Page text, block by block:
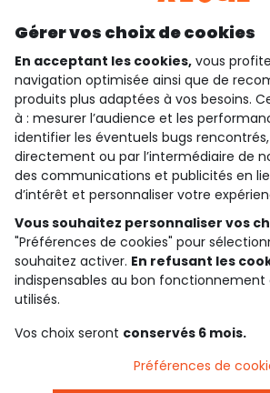
qui sommes-nous ?
besoin d'aide ?
le club fidélité
notre catalogue
Conditions générales de ventes et d'utilisation
Conditions d’utilisation des réseaux sociaux
Politique de confidentialité
Cookies et données personnelles
Paramètres des cookies
Gérer vos choix de cookies
En acceptant les cookies, vous
navigation optimisée ainsi que de
produits plus adaptées à vos besoins.
à : mesurer l’audience et les
identifier les éventuels bugs
directement ou par l’intermédiaire de
des communications et publicités en
d’intérêt et personnaliser votre
Vous souhaitez personnaliser vos
"Préférences de cookies" pour
souhaitez activer. En refusant les
indispensables au bon fonctionnement
utilisés.
Vos choix seront conservés 6 mois.
Préférences de